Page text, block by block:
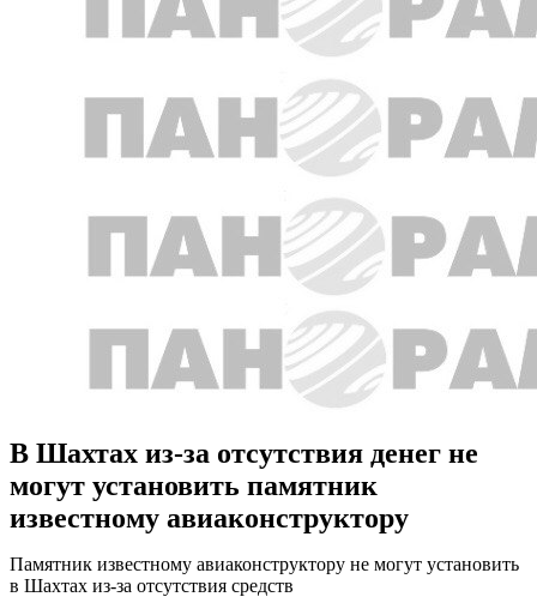
В Шахтах из-за отсутствия денег не
могут установить памятник
известному авиаконструктору
Памятник известному авиаконструктору не могут установить
в Шахтах из-за отсутствия средств